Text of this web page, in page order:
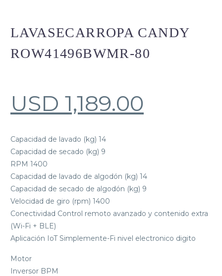
LAVASECARROPA CANDY
ROW41496BWMR-80
USD 1,189.00
Capacidad de lavado (kg) 14
Capacidad de secado (kg) 9
RPM 1400
Capacidad de lavado de algodón (kg) 14
Capacidad de secado de algodón (kg) 9
Velocidad de giro (rpm) 1400
Conectividad Control remoto avanzado y contenido extra
(Wi-Fi + BLE)
Aplicación IoT Simplemente-Fi nivel electronico digito
Motor
Inversor BPM